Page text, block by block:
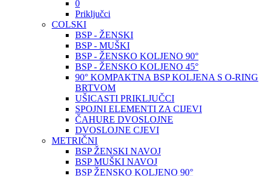
0
Priključci
COLSKI
BSP - ŽENSKI
BSP - MUŠKI
BSP - ŽENSKO KOLJENO 90°
BSP - ŽENSKO KOLJENO 45°
90° KOMPAKTNA BSP KOLJENA S O-RING
BRTVOM
UŠICASTI PRIKLJUČCI
SPOJNI ELEMENTI ZA CIJEVI
ČAHURE DVOSLOJNE
DVOSLOJNE CJEVI
METRIČNI
BSP ŽENSKI NAVOJ
BSP MUŠKI NAVOJ
BSP ŽENSKO KOLJENO 90°